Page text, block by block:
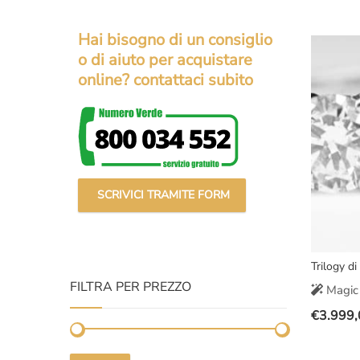
originale
attuale
Trilogy di
Il
€
Il
Hai bisogno di un consiglio
o di aiuto per acquistare
online? contattaci subito
SCRIVICI TRAMITE FORM
FILTRA PER PREZZO